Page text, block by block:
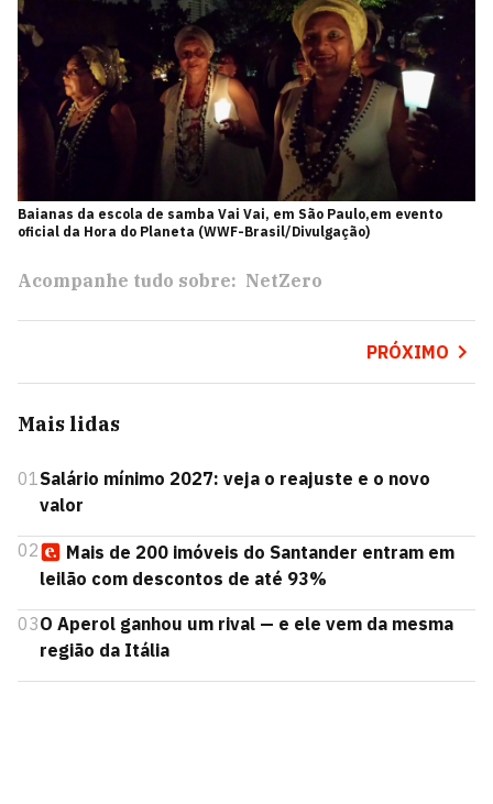
Baianas da escola de samba Vai Vai, em São Paulo,em evento
oficial da Hora do Planeta (WWF-Brasil/Divulgação)
Acompanhe tudo sobre: NetZero
PRÓXIMO
Mais lidas
01 Salário mínimo 2027: veja o reajuste e o novo
valor
02
Mais de 200 imóveis do Santander entram em
leilão com descontos de até 93%
03O Aperol ganhou um rival — e ele vem da mesma
região da Itália